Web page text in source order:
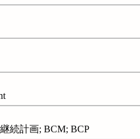
続計画; BCM; BCP